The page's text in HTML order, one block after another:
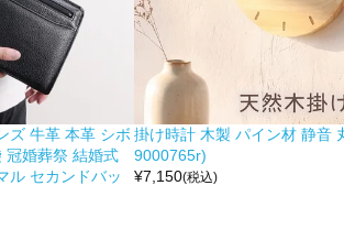
ズ 牛革 本革 シボ
冠婚葬祭 結婚式
ル セカンドバッ
掛け時計 木製 パイン材 静音
9000765r)
¥7,150(税込)